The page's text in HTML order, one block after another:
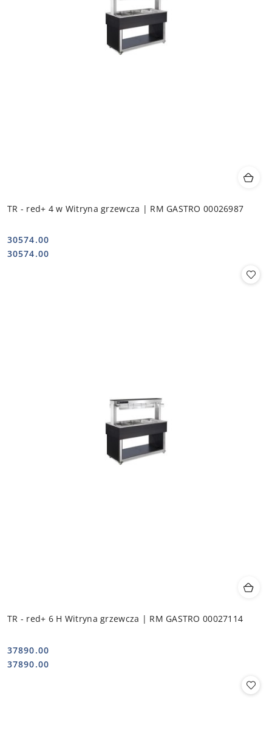
TR - red+ 4 w Witryna grzewcza | RM GASTRO 00026987
Cena:
30574.00
Cena:
30574.00
TR - red+ 6 H Witryna grzewcza | RM GASTRO 00027114
Cena:
37890.00
Cena:
37890.00